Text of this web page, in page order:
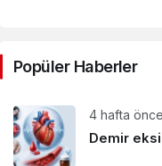
Popüler Haberler
4 hafta önce
Demir